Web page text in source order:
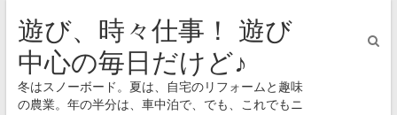
遊び、時々仕事！ 遊び
中心の毎日だけど♪
冬はスノーボード。夏は、自宅のリフォームと趣味
の農業。年の半分は、車中泊で、でも、これでもニ